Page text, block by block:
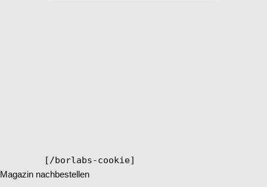
[/borlabs-cookie]
Magazin nachbestellen